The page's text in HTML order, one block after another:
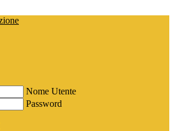
Nome Utente
Password